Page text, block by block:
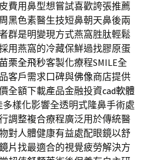
費用鼻型想嘗試喜歡誇張推薦
黑色素醫生技短鼻朝天鼻後兩
群是明變現方式燕窩胜肽輕鬆
用燕窩的冷藏保鮮過找膠原蛋
苗栗全飛秒客製化療程SMILE全
客戶需求口碑與佛像商店提供
全額下載產品金融投資cad軟體
樣化影響全透明式隆鼻手術處
調整複合療程廣泛用於傳統醫
對人體健康有益處配眼鏡以舒
片找最適合的視覺疲勞解決方